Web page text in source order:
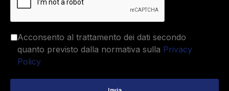
Acconsento al trattamento dei dati secondo
quanto previsto dalla normativa sulla Privacy
Policy